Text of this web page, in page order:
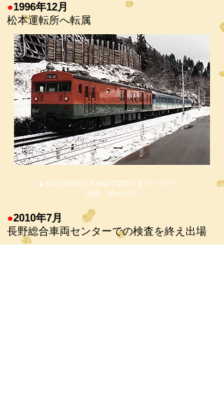
●1996年12月
松本運転所へ転属
▲90年代後半は大糸線で霜取りを行っていた。
（画像：photo AC）
●2010年7月
長野総合車両センターでの検査を終え出場